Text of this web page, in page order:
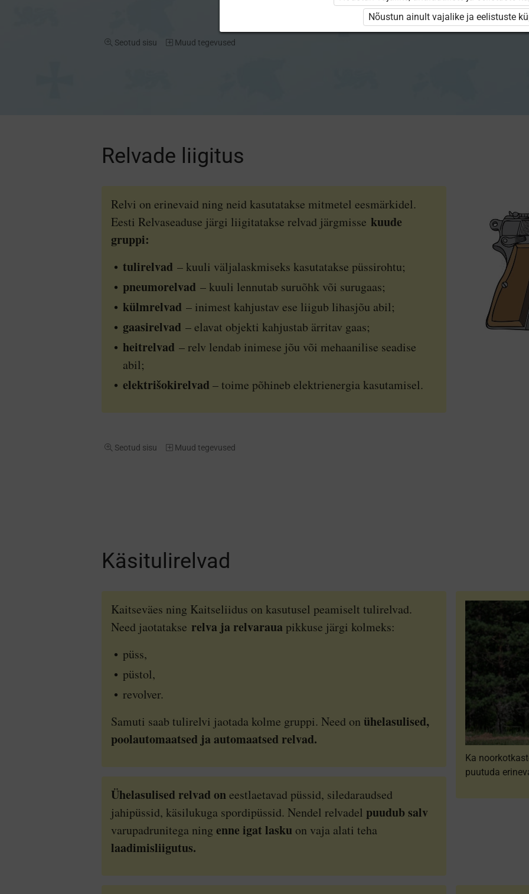
Seotud sisu Muud tegevused
Relvade liigitus
Relvi on erinevaid ning neid kasutatakse mitmetel eesmärkidel.
Eesti Relvaseaduse järgi liigitatakse relvad järgmisse kuude
gruppi:
tulirelvad – kuuli väljalaskmiseks kasutatakse püssirohtu;
pneumorelvad – kuuli lennutab suruõhk või surugaas;
külmrelvad – inimest kahjustav ese liigub lihasjõu abil;
gaasirelvad – elavat objekti kahjustab ärritav gaas;
heitrelvad – relv lendab inimese jõu või mehaanilise seadise
abil;
elektrišokirelvad – toime põhineb elektrienergia kasutamisel.
Seotud sisu Muud tegevused
Käsitulirelvad
Kaitseväes ning Kaitseliidus on kasutusel peamiselt tulirelvad.
Need jaotatakse relva ja relvaraua pikkuse järgi kolmeks:
püss,
püstol,
revolver.
Samuti saab tulirelvi jaotada kolme gruppi. Need on ühelasulised,
poolautomaatsed ja automaatsed relvad.
Ka
puutuda
Ühelasulised relvad oneestlaetavad püssid, siledaraudsed
jahipüssid, käsilukuga spordipüssid. Nendel relvadel puudub salv
varupadrunitega ning enne igat lasku on vaja alati teha
laadimisliigutus.
Nõustun ainult vajalike ja eelistuste